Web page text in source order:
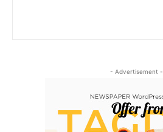
- Advertisement -